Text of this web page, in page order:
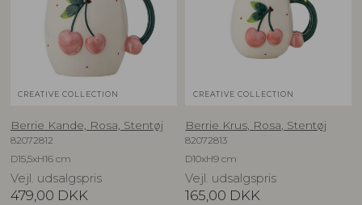
CREATIVE COLLECTION
Berrie Kande, Rosa, Stentøj
82072812
D15,5xH16 cm
Vejl. udsalgspris
479,00 DKK
CREATIVE COLLECTION
Berrie Krus, Rosa, Stentøj
82072813
D10xH9 cm
Vejl. udsalgspris
165,00 DKK